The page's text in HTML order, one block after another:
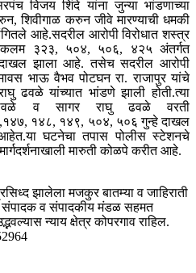
विजय शिंदे यांना जुन्या भांडणाच्या
शिवीगाळ करुन जीवे मारण्याची धमकी
आहे.सदरील आरोपी विरोधात शस्त्र
३२३, ५०४, ५०६, ४२५ अंतर्गत
झाला आहे. तसेच सदरील आरोपी
भाऊ वैभव पोटघन रा. राजापुर यांचे
ढवळे यांच्यात भांडणे झाली होती.त्या
ढवळे व सागर राघु ढवळे वरती
१४७, १४८, १४९, ५०४, ५०६ गुन्हे दाखल
घटनेचा तपास पोलीस स्टेशनचे
मारुती कोळपे करीत आहे.
झालेला मजकुर बातम्या व जाहिराती
संपादक व संपादकीय मंडळ सहमत
न्याय क्षेत्र कोपरगाव राहिल.